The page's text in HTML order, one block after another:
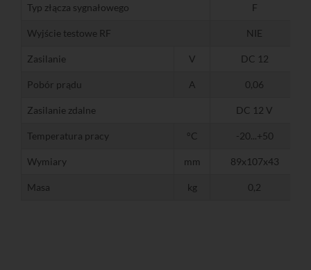
Typ złącza sygnałowego F
Wyjście testowe RF NIE
Zasilanie V DC 12
Pobór prądu A 0,06
Zasilanie zdalne DC 12 V
Temperatura pracy °C -20...+50
Wymiary mm 89x107x43
Masa kg 0,2